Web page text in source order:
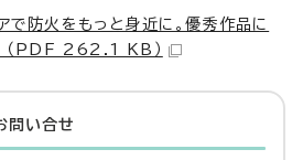
で防火をもっと身近に。優秀作品に
（PDF 262.1 KB）
問い合せ